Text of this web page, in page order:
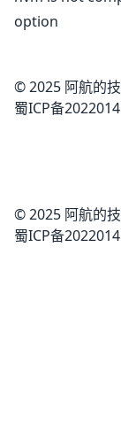
option
© 2025 阿航的
蜀ICP备
© 2025 阿航的
蜀ICP备